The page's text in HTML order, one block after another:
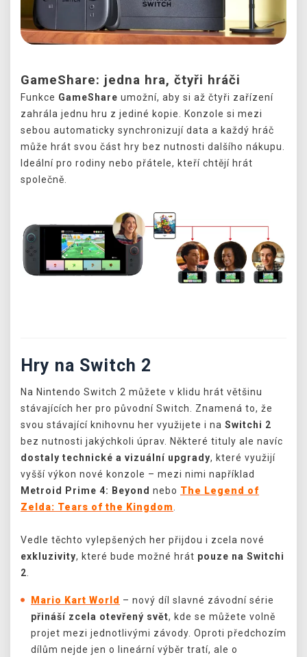
GameShare: jedna hra, čtyři hráči
Funkce GameShare umožní, aby si až čtyři zařízení
zahrála jednu hru z jediné kopie. Konzole si mezi
sebou automaticky synchronizují data a každý hráč
může hrát svou část hry bez nutnosti dalšího nákupu.
Ideální pro rodiny nebo přátele, kteří chtějí hrát
společně.
Hry na Switch 2
Na Nintendo Switch 2 můžete v klidu hrát většinu
stávajících her pro původní Switch. Znamená to, že
svou stávající knihovnu her využijete i na Switchi 2
bez nutnosti jakýchkoli úprav. Některé tituly ale navíc
dostaly technické a vizuální upgrady, které využijí
vyšší výkon nové konzole – mezi nimi například
Metroid Prime 4: Beyond nebo The Legend of
Zelda: Tears of the Kingdom
Vedle těchto vylepšených her přijdou i zcela nové
exkluzivity, které bude možné hrát pouze na Switchi
2
Mario Kart World – nový díl slavné závodní série
přináší zcela otevřený svět, kde se můžete volně
projet mezi jednotlivými závody. Oproti předchozím
dílům nejde jen o lineární výběr tratí, ale o